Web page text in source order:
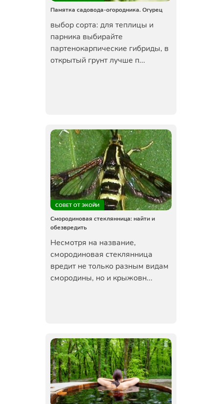
Памятка садовода-огородника. Огурец
выбор сорта: для теплицы и
парника выбирайте
партенокарпические гибриды, в
открытый грунт лучше п...
СОВЕТ ОТ ЭКОЙИ
Смородиновая стеклянница: найти и
обезвредить
Несмотря на название,
смородиновая стеклянница
вредит не только разным видам
смородины, но и крыжовн...